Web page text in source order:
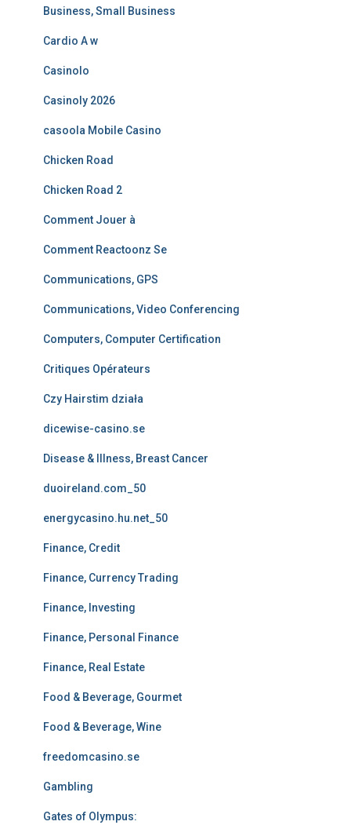
Business, Small Business
Cardio A w
Casinolo
Casinoly 2026
casoola Mobile Casino
Chicken Road
Chicken Road 2
Comment Jouer à
Comment Reactoonz Se
Communications, GPS
Communications, Video Conferencing
Computers, Computer Certification
Critiques Opérateurs
Czy Hairstim działa
dicewise-casino.se
Disease & Illness, Breast Cancer
duoireland.com_50
energycasino.hu.net_50
Finance, Credit
Finance, Currency Trading
Finance, Investing
Finance, Personal Finance
Finance, Real Estate
Food & Beverage, Gourmet
Food & Beverage, Wine
freedomcasino.se
Gambling
Gates of Olympus: